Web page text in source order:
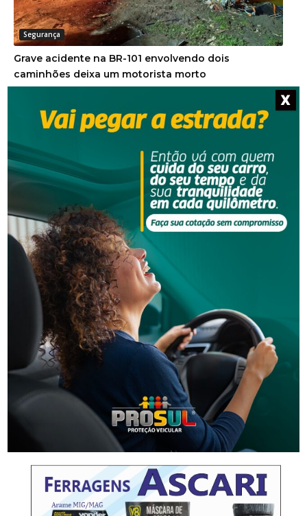
Segurança
Grave acidente na BR-101 envolvendo dois
caminhões deixa um motorista morto
Segurança
Corpo de homem é encontrado em rio
Segurança
Golpes por WhatsApp levam à apreensão de dois
adolescentes em SC
X